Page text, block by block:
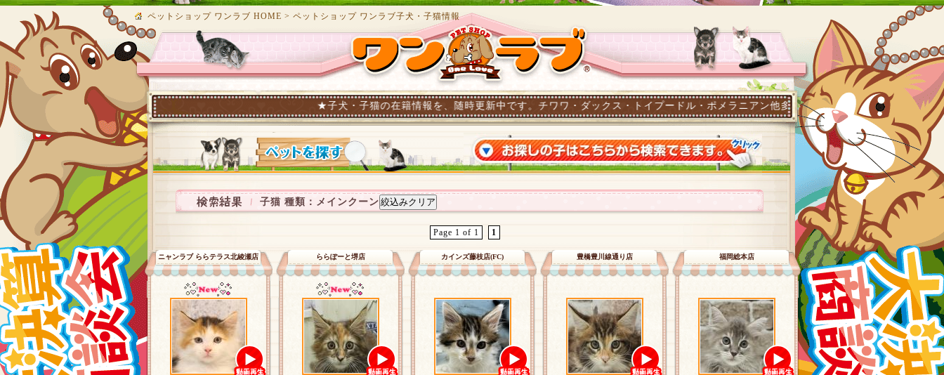
ペットショップ ワンラブ HOME > ペットショップ ワンラブ子犬・子猫情報
★子犬・子猫の在籍情報を、随時更新中です。チワワ・ダックス・トイプードル・ポメラニアン他多数の子犬子猫が常時4,500頭以上在籍する
子猫 種類：メインクーン
Page 1 of 1 1
ニャンラブ ららテラス北綾瀬店 ららぽーと堺店 カインズ藤枝店(FC) 豊橋豊川線通り店 福岡総本店